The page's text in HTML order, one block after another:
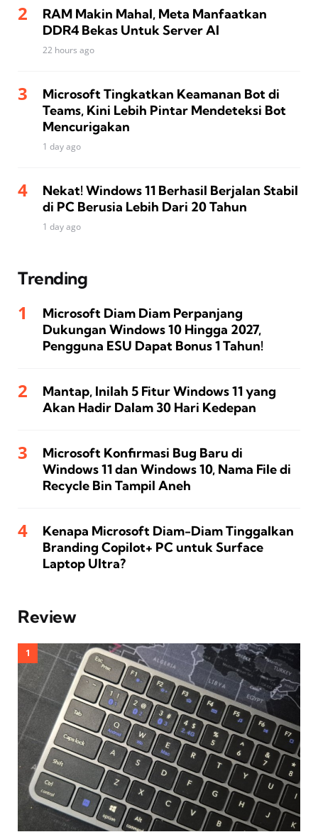
RAM Makin Mahal, Meta Manfaatkan
DDR4 Bekas Untuk Server AI
22 hours ago
Microsoft Tingkatkan Keamanan Bot di
Teams, Kini Lebih Pintar Mendeteksi Bot
Mencurigakan
1 day ago
Nekat! Windows 11 Berhasil Berjalan Stabil
di PC Berusia Lebih Dari 20 Tahun
1 day ago
Trending
Microsoft Diam Diam Perpanjang
Dukungan Windows 10 Hingga 2027,
Pengguna ESU Dapat Bonus 1 Tahun!
Mantap, Inilah 5 Fitur Windows 11 yang
Akan Hadir Dalam 30 Hari Kedepan
Microsoft Konfirmasi Bug Baru di
Windows 11 dan Windows 10, Nama File di
Recycle Bin Tampil Aneh
Kenapa Microsoft Diam-Diam Tinggalkan
Branding Copilot+ PC untuk Surface
Laptop Ultra?
Review